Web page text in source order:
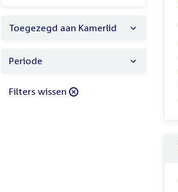
Toegezegd aan Kamerlid
Periode
Filters wissen